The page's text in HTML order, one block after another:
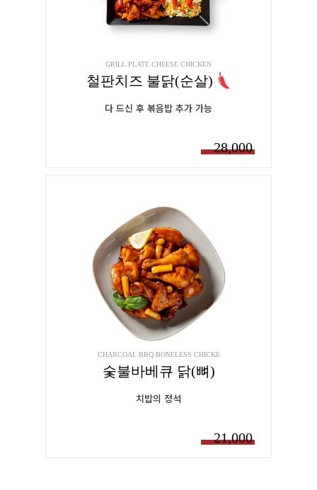
GRILL PLATE CHEESE CHICKEN
철판치즈 불닭(순살)
다 드신 후 볶음밥 추가 가능
28,000
CHARCOAL BBQ BONELESS CHICKE
숯불바베큐 닭(뼈)
치밥의 정석
21,000